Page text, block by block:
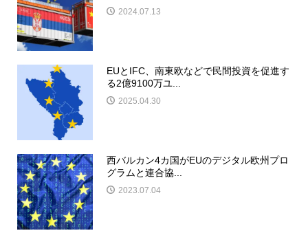
2024.07.13
EUとIFC、南東欧などで民間投資を促進す
る2億9100万ユ...
2025.04.30
西バルカン4カ国がEUのデジタル欧州プロ
グラムと連合協...
2023.07.04